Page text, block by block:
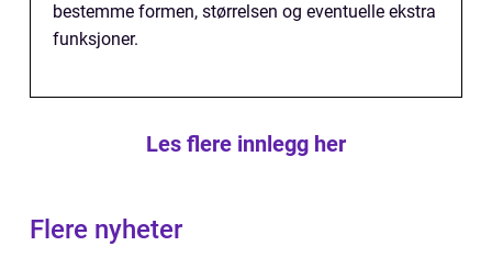
bestemme formen, størrelsen og eventuelle ekstra
funksjoner.
Les flere innlegg her
Flere nyheter